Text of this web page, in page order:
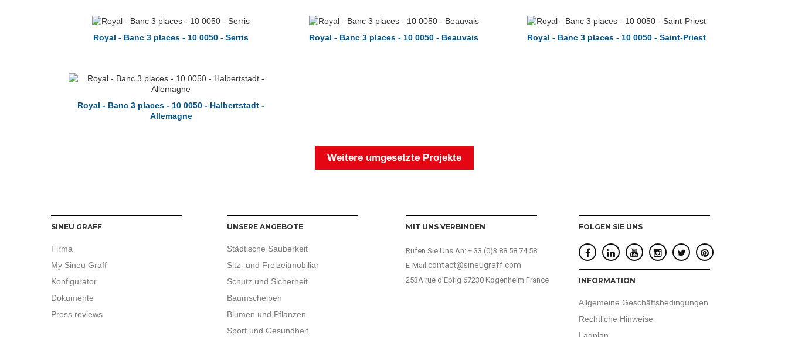
Royal - Banc 3 places - 10 0050 - Serris Royal - Banc 3 places - 10 0050 - Beauvais Royal - Banc 3 places - 10 0050 - Saint-Priest
Royal - Banc 3 places - 10 0050 - Halbertstadt -
Allemagne
Weitere umgesetzte Projekte
SINEU GRAFF
Firma
My Sineu Graff
Konfigurator
Dokumente
Press reviews
UNSERE ANGEBOTE
Städtische Sauberkeit
Sitz- und Freizeitmobiliar
Schutz und Sicherheit
Baumscheiben
Blumen und Pflanzen
Sport und Gesundheit
MIT UNS VERBINDEN
Rufen Sie Uns An: + 33 (0)3 88 58 74 58
E-Mail contact@sineugraff.com
253A rue d’Epfig 67230 Kogenheim France
FOLGEN SIE UNS
INFORMATION
Allgemeine Geschäftsbedingungen
Rechtliche Hinweise